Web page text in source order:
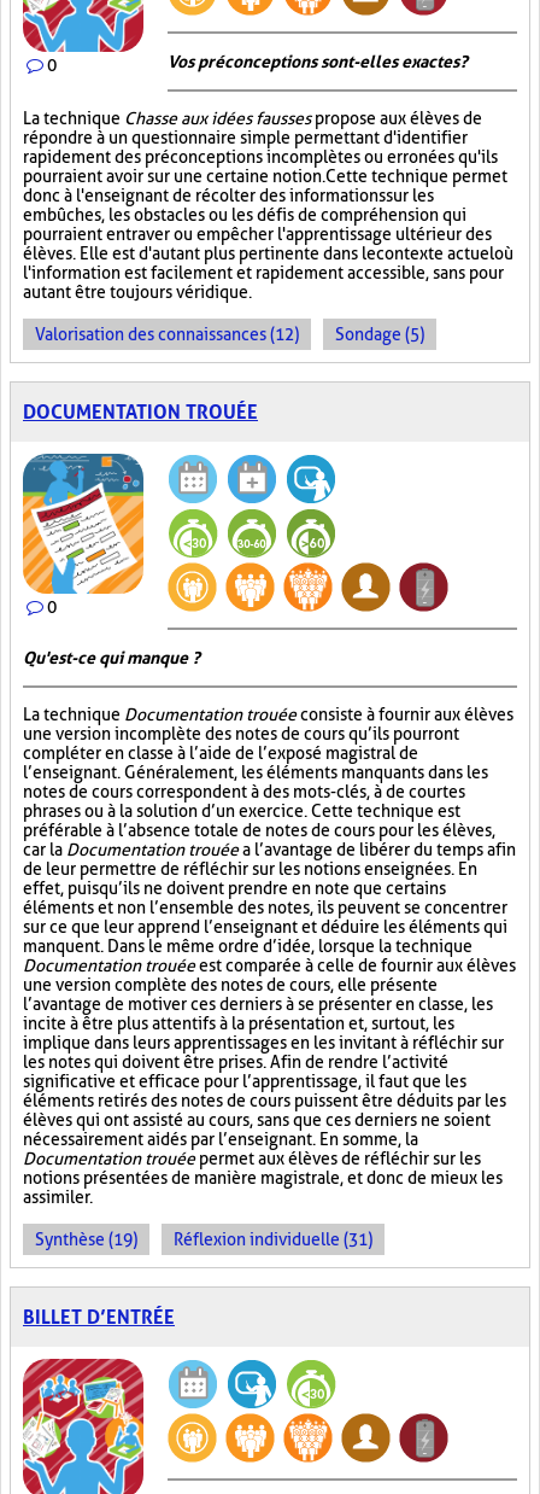
0 Vos préconceptions sont-elles exactes ?
La technique Chasse aux idées faussespropose aux élèves de
répondre à un questionnaire simple permettant d'identifier
rapidement des préconceptions incomplètes ou erronées qu'ils
pourraient avoir sur une certaine notion. Cette technique permet
donc à l'enseignant de récolter des informations sur les
embûches, les obstacles ou les défis de compréhension qui
pourraient entraver ou empêcher l'apprentissage ultérieur des
élèves. Elle est d'autant plus pertinente dans le contexte actuel où
l'information est facilement et rapidement accessible, sans pour
autant être toujours véridique.
Valorisation des connaissances (12) Sondage (5)
DOCUMENTATION TROUÉE
0
Qu'est-ce qui manque ?
La technique Documentation trouéeconsiste à fournir aux élèves
une version incomplète des notes de cours qu’ils pourront
compléter en classe à l’aide de l’exposé magistral de
l’enseignant. Généralement, les éléments manquants dans les
notes de cours correspondent à des mots-clés, à de courtes
phrases ou à la solution d’un exercice. Cette technique est
préférable à l’absence totale de notes de cours pour les élèves,
car la Documentation trouéea l’avantage de libérer du temps afin
de leur permettre de réfléchir sur les notions enseignées. En
effet, puisqu’ils ne doivent prendre en note que certains
éléments et non l’ensemble des notes, ils peuvent se concentrer
sur ce que leur apprend l’enseignant et déduire les éléments qui
manquent. Dans le même ordre d’idée, lorsque la technique
Documentation trouéeest comparée à celle de fournir aux élèves
une version complète des notes de cours, elle présente
l’avantage de motiver ces derniers à se présenter en classe, les
incite à être plus attentifs à la présentation et, surtout, les
implique dans leurs apprentissages en les invitant à réfléchir sur
les notes qui doivent être prises. Afin de rendre l’activité
significative et efficace pour l’apprentissage, il faut que les
éléments retirés des notes de cours puissent être déduits par les
élèves qui ont assisté au cours, sans que ces derniers ne soient
nécessairement aidés par l’enseignant. En somme, la
Documentation trouéepermet aux élèves de réfléchir sur les
notions présentées de manière magistrale, et donc de mieux les
assimiler.
Synthèse (19) Réflexion individuelle (31)
BILLET D’ENTRÉE